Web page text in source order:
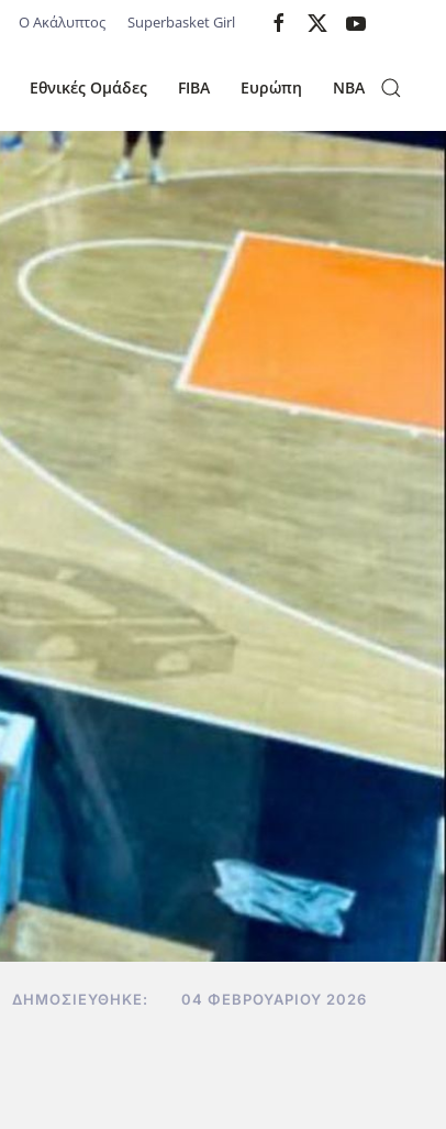
Ο Ακάλυπτος Superbasket Girl
Εθνικές Ομάδες FIBA Ευρώπη NBA
ΔΗΜΟΣΙΕΎΘΗΚΕ: 04 ΦΕΒΡΟΥΑΡΊΟΥ 2026